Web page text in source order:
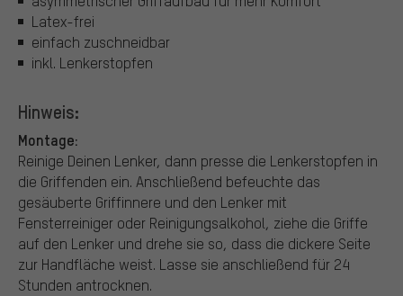
Latex-frei
einfach zuschneidbar
inkl. Lenkerstopfen
Hinweis:
Montage:
Reinige Deinen Lenker, dann presse die Lenkerstopfen in
die Griffenden ein. Anschließend befeuchte das
gesäuberte Griffinnere und den Lenker mit
Fensterreiniger oder Reinigungsalkohol, ziehe die Griffe
auf den Lenker und drehe sie so, dass die dickere Seite
zur Handfläche weist. Lasse sie anschließend für 24
Stunden antrocknen.